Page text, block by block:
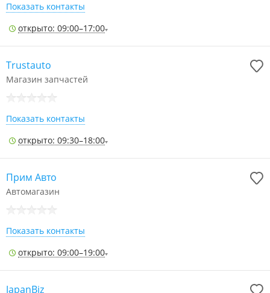
Показать контакты
открыто: 09:00–17:00
Trustauto
Магазин запчастей
Показать контакты
открыто: 09:30–18:00
Прим Авто
Автомагазин
Показать контакты
открыто: 09:00–19:00
JapanBiz